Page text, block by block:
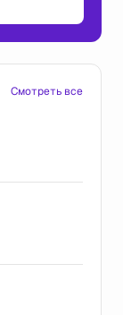
Смотреть все